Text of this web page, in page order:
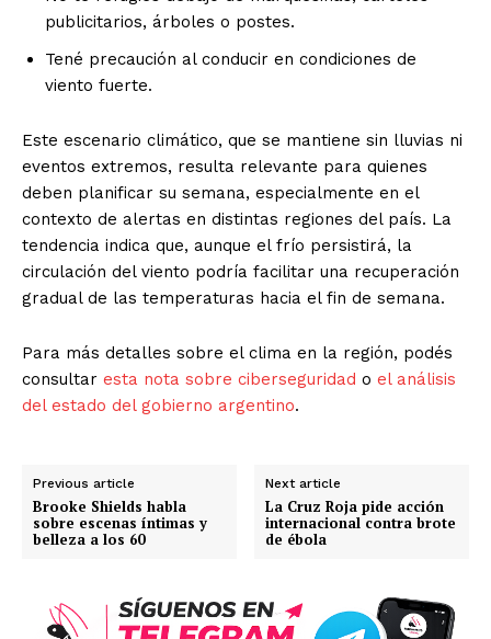
publicitarios, árboles o postes.
Tené precaución al conducir en condiciones de
viento fuerte.
Este escenario climático, que se mantiene sin lluvias ni
eventos extremos, resulta relevante para quienes
deben planificar su semana, especialmente en el
contexto de alertas en distintas regiones del país. La
tendencia indica que, aunque el frío persistirá, la
circulación del viento podría facilitar una recuperación
gradual de las temperaturas hacia el fin de semana.
Para más detalles sobre el clima en la región, podés
consultar esta nota sobre ciberseguridad o el análisis
del estado del gobierno argentino.
Previous article
Brooke Shields habla
sobre escenas íntimas y
belleza a los 60
Next article
La Cruz Roja pide acción
internacional contra brote
de ébola